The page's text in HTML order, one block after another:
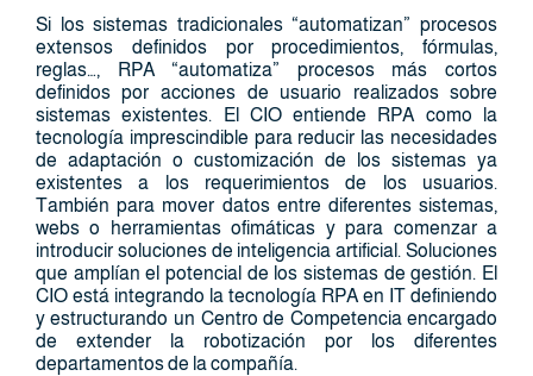
Si los sistemas tradicionales “automatizan” procesos
extensos definidos por procedimientos, fórmulas,
reglas…, RPA “automatiza” procesos más cortos
definidos por acciones de usuario realizados sobre
sistemas existentes. El CIO entiende RPA como la
tecnología imprescindible para reducir las necesidades
de adaptación o customización de los sistemas ya
existentes a los requerimientos de los usuarios.
También para mover datos entre diferentes sistemas,
webs o herramientas ofimáticas y para comenzar a
introducir soluciones de inteligencia artificial. Soluciones
que amplían el potencial de los sistemas de gestión. El
CIO está integrando la tecnología RPA en IT definiendo
y estructurando un Centro de Competencia encargado
de extender la robotización por los diferentes
departamentos de la compañía.